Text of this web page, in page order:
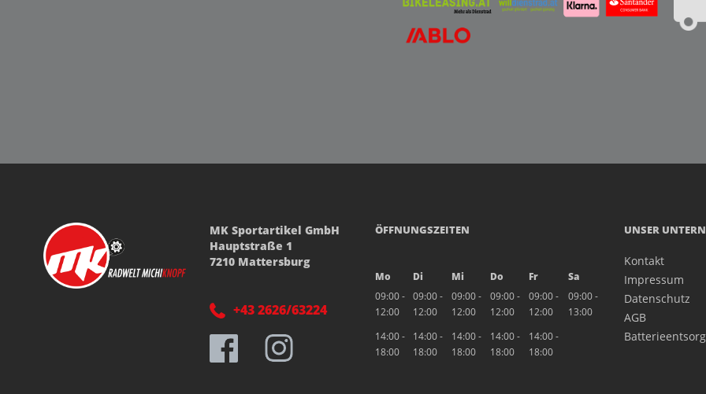
MK Sportartikel GmbH
Hauptstraße 1
7210 Mattersburg
+43 2626/63224
ÖFFNUNGSZEITEN
Mo Di Mi Do Fr
Sa
09:00 -
12:00
09:00 -
12:00
09:00 -
12:00
09:00 -
12:00
09:00 -
12:00
09:00 -
13:00
14:00 -
18:00
14:00 -
18:00
14:00 -
18:00
14:00 -
18:00
14:00 -
18:00
UNSER
Kontakt
Impressum
Datenschutz
AGB